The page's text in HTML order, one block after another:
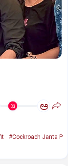
ಅ
#Cockroach Janta P